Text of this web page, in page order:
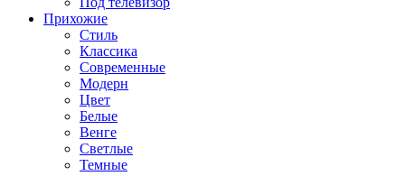
Прихожие
Стиль
Классика
Современные
Модерн
Цвет
Белые
Венге
Светлые
Темные